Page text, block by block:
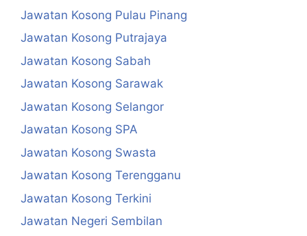
Jawatan Kosong Pulau Pinang
Jawatan Kosong Putrajaya
Jawatan Kosong Sabah
Jawatan Kosong Sarawak
Jawatan Kosong Selangor
Jawatan Kosong SPA
Jawatan Kosong Swasta
Jawatan Kosong Terengganu
Jawatan Kosong Terkini
Jawatan Negeri Sembilan